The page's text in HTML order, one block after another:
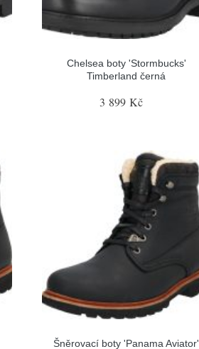
Chelsea boty 'Stormbucks'
Timberland černá
3 899 Kč
Šněrovací boty 'Panama Aviator'